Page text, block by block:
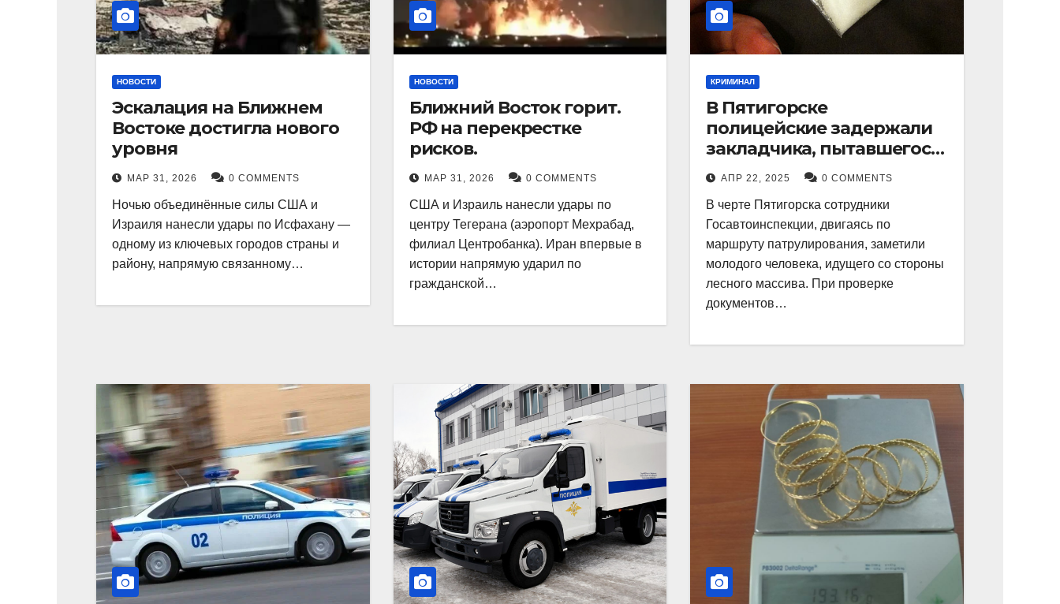
НОВОСТИ
Эскалация на Ближнем
Востоке достигла нового
уровня
МАР 31, 2026 0 COMMENTS
Ночью объединённые силы США и
Израиля нанесли удары по Исфахану —
одному из ключевых городов страны и
району, напрямую связанному…
НОВОСТИ
Ближний Восток горит.
РФ на перекрестке
рисков.
МАР 31, 2026 0 COMMENTS
США и Израиль нанесли удары по
центру Тегерана (аэропорт Мехрабад,
филиал Центробанка). Иран впервые в
истории напрямую ударил по
гражданской…
КРИМИНАЛ
В Пятигорске
полицейские задержали
закладчика, пытавшегося
сбыть партию
синтетического
наркотика
АПР 22, 2025 0 COMMENTS
В черте Пятигорска сотрудники
Госавтоинспекции, двигаясь по
маршруту патрулирования, заметили
молодого человека, идущего со стороны
лесного массива. При проверке
документов…